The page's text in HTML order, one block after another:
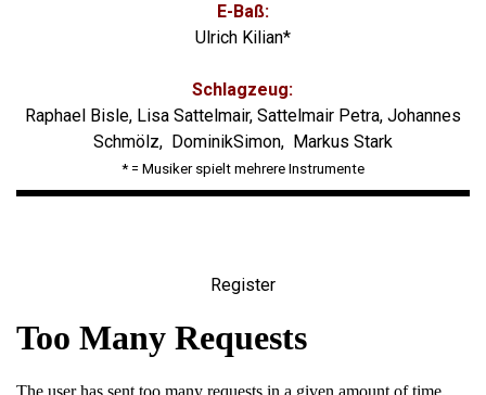
E-Baß:
Ulrich Kilian*
Schlagzeug:
Raphael Bisle, Lisa Sattelmair, Sattelmair Petra, Johannes
Schmölz, DominikSimon, Markus Stark
* = Musiker spielt mehrere Instrumente
Register